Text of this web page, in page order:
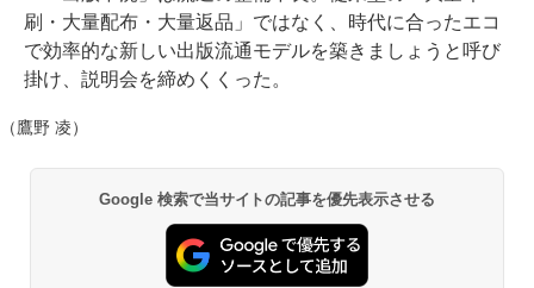
刷・大量配布・大量返品」ではなく、時代に合ったエコ
で効率的な新しい出版流通モデルを築きましょうと呼び
掛け、説明会を締めくくった。
（鷹野 凌）
Google 検索で当サイトの記事を優先表示させる